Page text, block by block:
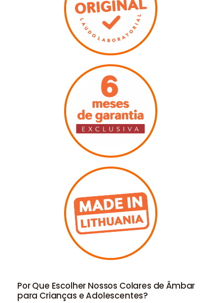
Por Que Escolher Nossos Colares de Âmbar
para Crianças e Adolescentes?